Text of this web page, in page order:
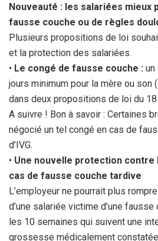
Nouveauté : les salariées mieux
fausse couche ou de règles
Plusieurs propositions de loi
et la protection des salariées.
• Le congé de fausse couche : un
jours minimum pour la mère ou son
dans deux propositions de loi du
A suivre ! Bon à savoir : Certaines
négocié un tel congé en cas de
d’IVG.
• Une nouvelle protection contre
cas de fausse couche tardive
L’employeur ne pourrait plus
d’une salariée victime d’une
les 10 semaines qui suivent une
grossesse médicalement